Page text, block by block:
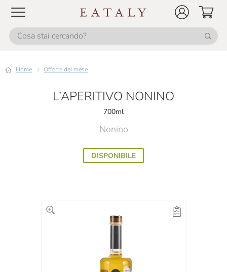
Home Offerte del mese
L’APERITIVO NONINO
700ml
Nonino
DISPONIBILE